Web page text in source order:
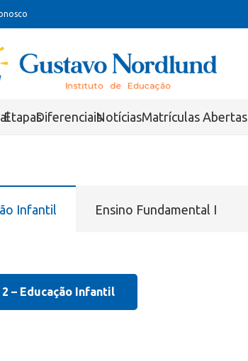
EtapasDiferenciaisNotíciasMatrículas Abertas
Infantil Ensino Fundamental I
2 – Educação Infantil